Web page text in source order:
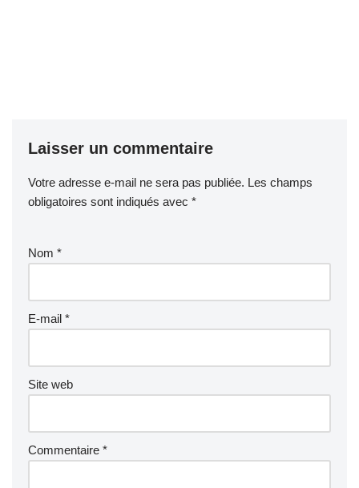
Laisser un commentaire
Votre adresse e-mail ne sera pas publiée. Les champs
obligatoires sont indiqués avec *
Nom *
E-mail *
Site web
Commentaire *